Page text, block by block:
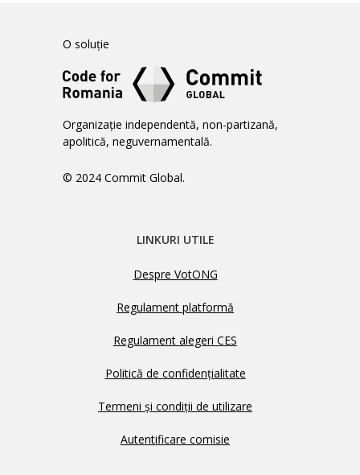
O soluție
Organizație independentă, non-partizană,
apolitică, neguvernamentală.
© 2024 Commit Global.
LINKURI UTILE
Despre VotONG
Regulament platformă
Regulament alegeri CES
Politică de confidențialitate
Termeni și condiții de utilizare
Autentificare comisie